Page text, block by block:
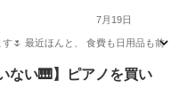
7月19日
🌷 最近ほんと、 食費も日用品も前
ない🎹】ピアノを買い